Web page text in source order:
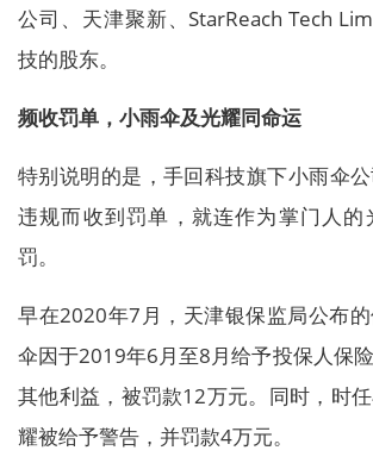
公司、天津聚新、StarReach Tech
技的股东。
频收罚单，小雨伞及光耀同命运
特别说明的是，手回科技旗下小雨伞
违规而收到罚单，就连作为掌门人的
罚。
早在2020年7月，天津银保监局公布
伞因于2019年6月至8月给予投保人保
其他利益，被罚款12万元。同时，时
耀被给予警告，并罚款4万元。